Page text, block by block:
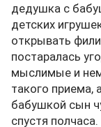
дедушка с
детских
открывать
постаралась
мыслимые и
такого приема,
бабушкой сын
спустя